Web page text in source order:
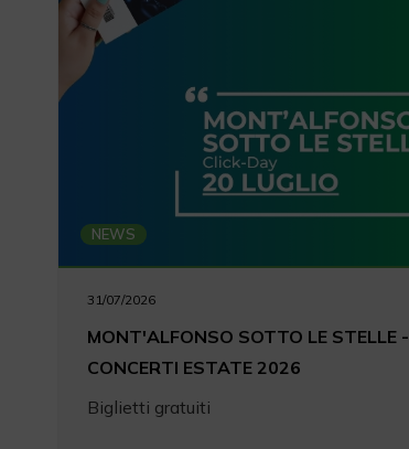
NEWS
31/07/2026
MONT'ALFONSO SOTTO LE STELLE -
CONCERTI ESTATE 2026
Biglietti gratuiti